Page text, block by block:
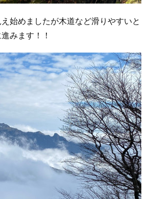
始めましたが木道など滑りやすいと
みます！！